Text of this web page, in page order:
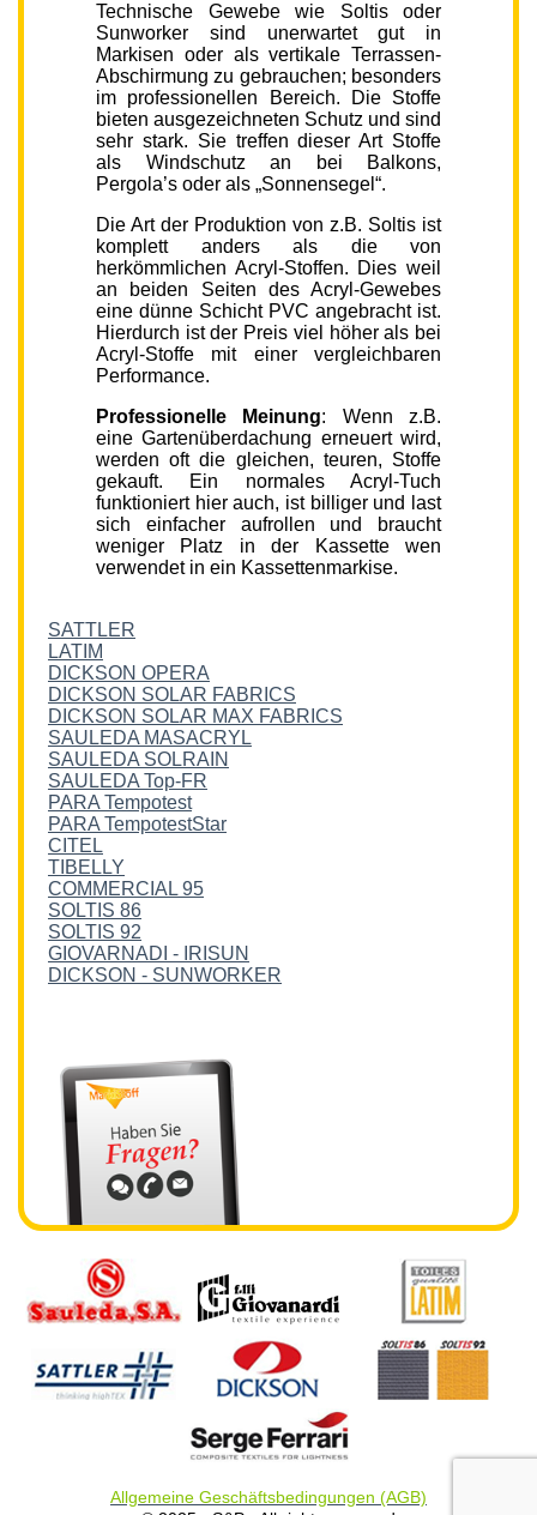
Technische Gewebe wie Soltis oder
Sunworker sind unerwartet gut in
Markisen oder als vertikale Terrassen-
Abschirmung zu gebrauchen; besonders
im professionellen Bereich. Die Stoffe
bieten ausgezeichneten Schutz und sind
sehr stark. Sie treffen dieser Art Stoffe
als Windschutz an bei Balkons,
Pergola’s oder als „Sonnensegel“.
Die Art der Produktion von z.B. Soltis ist
komplett anders als die von
herkömmlichen Acryl-Stoffen. Dies weil
an beiden Seiten des Acryl-Gewebes
eine dünne Schicht PVC angebracht ist.
Hierdurch ist der Preis viel höher als bei
Acryl-Stoffe mit einer vergleichbaren
Performance.
Professionelle Meinung: Wenn z.B.
eine Gartenüberdachung erneuert wird,
werden oft die gleichen, teuren, Stoffe
gekauft. Ein normales Acryl-Tuch
funktioniert hier auch, ist billiger und last
sich einfacher aufrollen und braucht
weniger Platz in der Kassette wen
verwendet in ein Kassettenmarkise.
SATTLER
LATIM
DICKSON OPERA
DICKSON SOLAR FABRICS
DICKSON SOLAR MAX FABRICS
SAULEDA MASACRYL
SAULEDA SOLRAIN
SAULEDA Top-FR
PARA Tempotest
PARA TempotestStar
CITEL
TIBELLY
COMMERCIAL 95
SOLTIS 86
SOLTIS 92
GIOVARNADI - IRISUN
DICKSON - SUNWORKER
Allgemeine Geschäftsbedingungen (AGB)